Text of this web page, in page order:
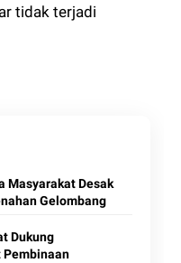
tidak terjadi
Masyarakat Desak
Gelombang
Dukung
Pembinaan